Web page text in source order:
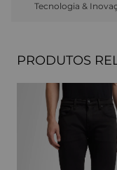
Tecnologia &
PRODUTOS